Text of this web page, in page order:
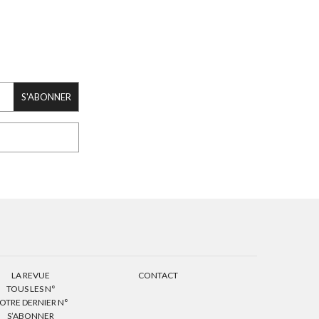
S'ABONNER
LA REVUE
TOUS LES N°
DERNIER N°
S’ABONNER
CONTACT